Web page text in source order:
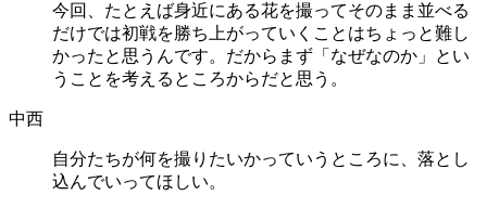
今回、たとえば身近にある花を撮ってそのまま並べる
だけでは初戦を勝ち上がっていくことはちょっと難し
かったと思うんです。だからまず「なぜなのか」とい
うことを考えるところからだと思う。
中西
自分たちが何を撮りたいかっていうところに、落とし
込んでいってほしい。